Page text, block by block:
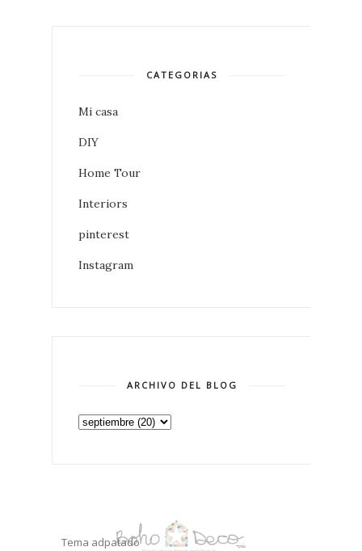
CATEGORIAS
Mi casa
DIY
Home Tour
Interiors
pinterest
Instagram
ARCHIVO DEL BLOG
Tema adpatado